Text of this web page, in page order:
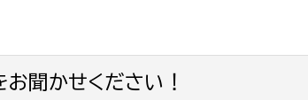
聞かせください！